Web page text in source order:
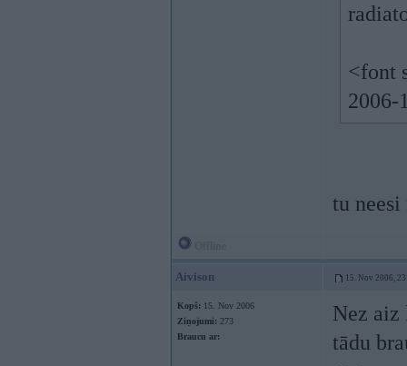
<font
2006-
tu
Aivison 15. Nov 2006,
Kopš: 15. Nov 2006
Ziņojumi: 273
Braucu ar:
Nez aiz
tādu